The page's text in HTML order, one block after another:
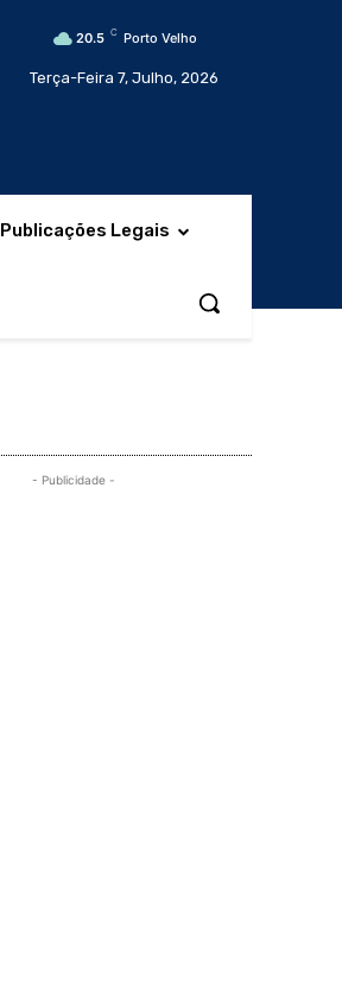
20.5 C Porto Velho
Terça-Feira 7, Julho, 2026
Publicações Legais
- Publicidade -